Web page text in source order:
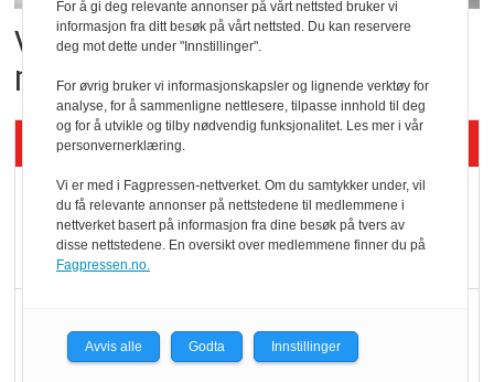
Vil vokse i brusmarkedet
med Dr Pepper
Siste artikler - KBS
Mat er viktigere enn
pris når elbilister
Ti bensinstasjoner
legger ned hver måned
For å gi deg relevante annonser på vårt nettsted bruker vi
informasjon fra ditt besøk på vårt nettsted. Du kan reservere
deg mot dette under "Innstillinger".
For øvrig bruker vi informasjonskapsler og lignende verktøy for
analyse, for å sammenligne nettlesere, tilpasse innhold til deg
og for å utvikle og tilby nødvendig funksjonalitet. Les mer i vår
personvernerklæring.
Vi er med i Fagpressen-nettverket. Om du samtykker under, vil
du få relevante annonser på nettstedene til medlemmene i
nettverket basert på informasjon fra dine besøk på tvers av
disse nettstedene. En oversikt over medlemmene finner du på
Fagpressen.no.
Avvis alle Godta Innstillinger